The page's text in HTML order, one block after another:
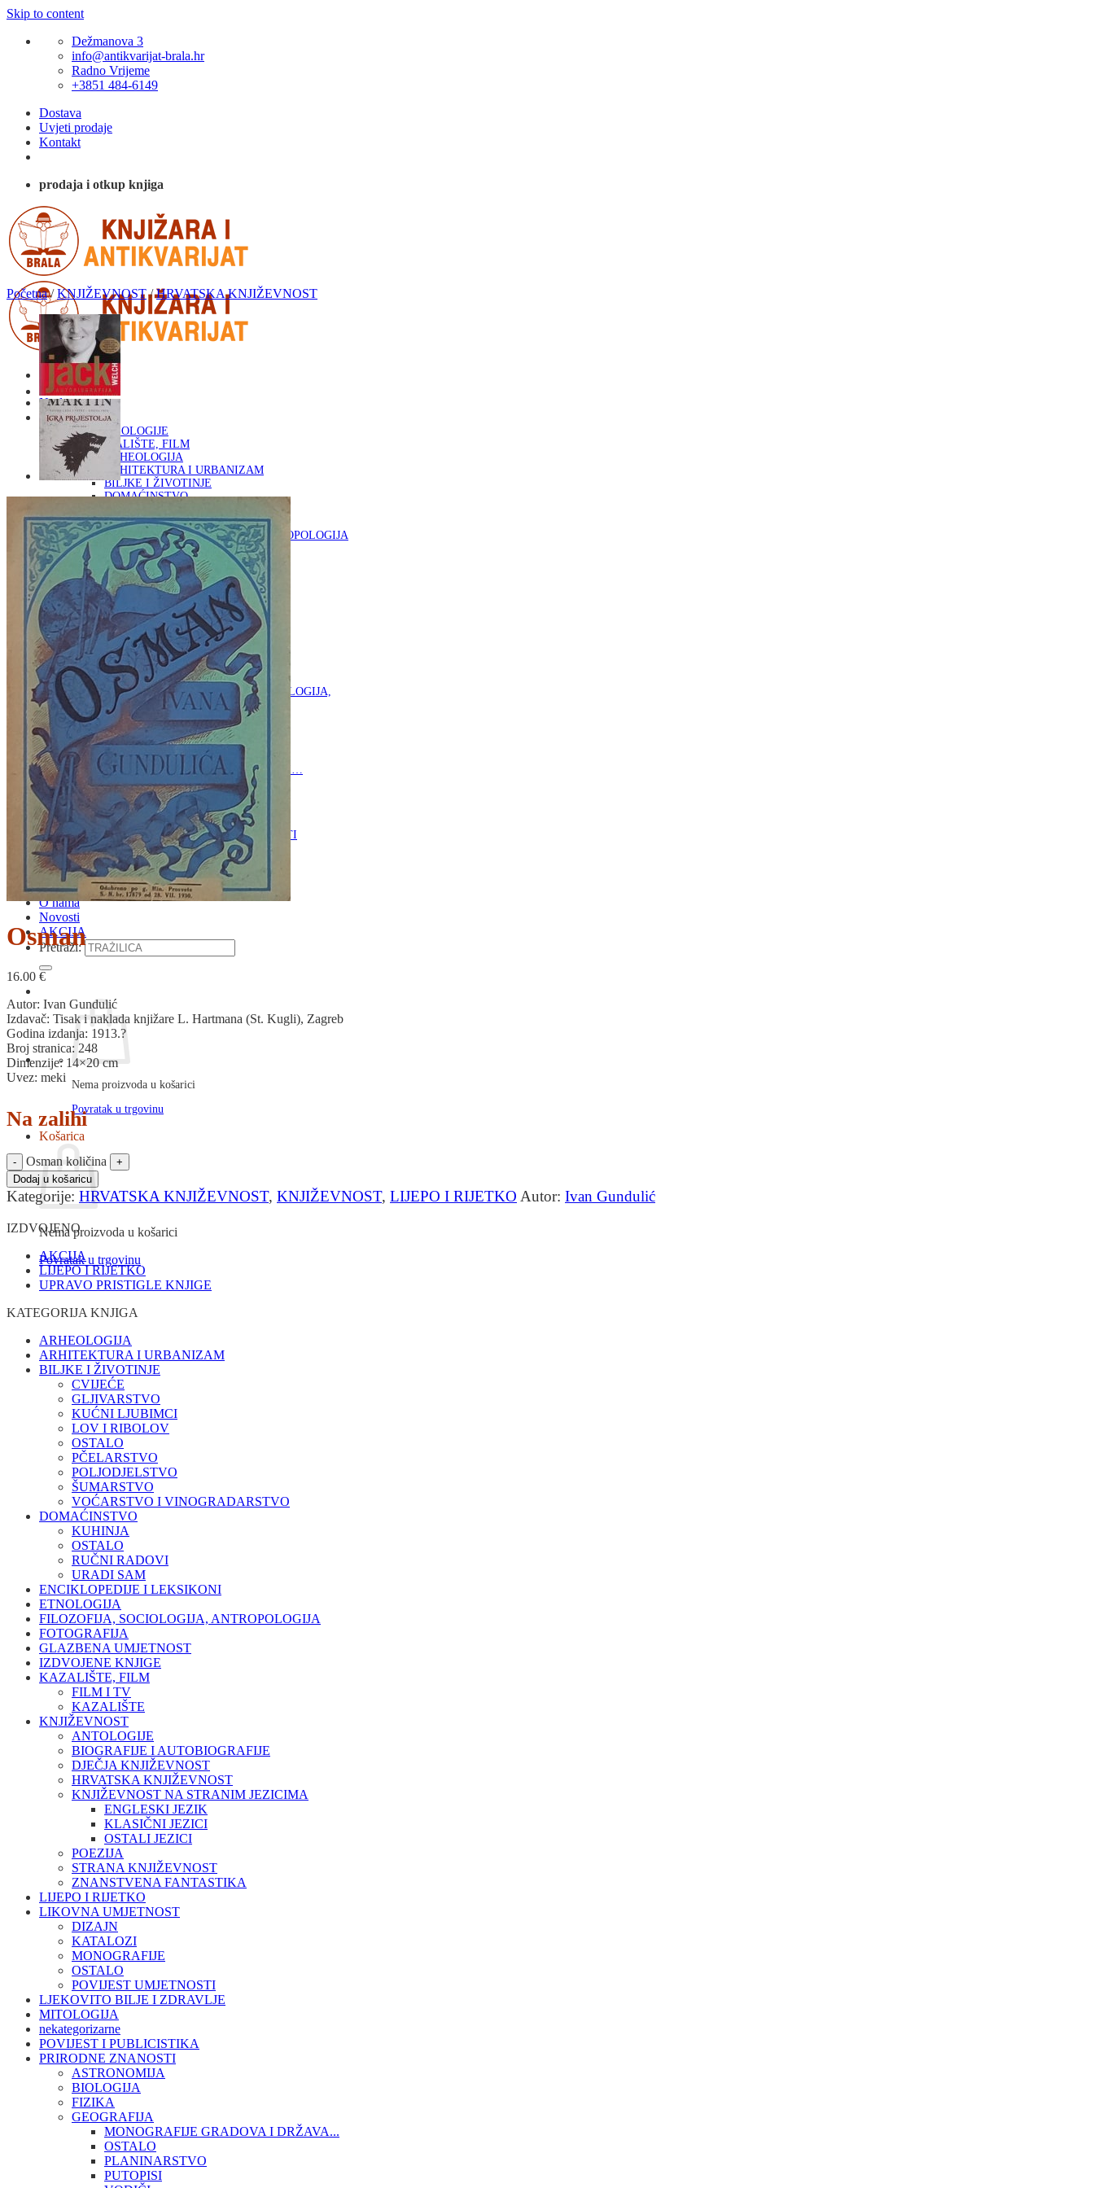
Skip to content
Dežmanova 3
info@antikvarijat-brala.hr
Radno Vrijeme
+3851 484-6149
Dostava
Uvjeti prodaje
Kontakt
prodaja i otkup knjiga
Naslovna
KNJIGE
OD ARHEOLOGIJE
DO KAZALIŠTE, FILM
ARHEOLOGIJA
ARHITEKTURA I URBANIZAM
BILJKE I ŽIVOTINJE
DOMAĆINSTVO
ETNOLOGIJA
FILOZOFIJA, SOCIOLOGIJA, ANTROPOLOGIJA
FOTOGRAFIJA
GLAZBENA UMJETNOST
KAZALIŠTE, FILM
OD KNJIŽEVNOST
DO RELIGIJA
KNJIŽEVNOST
LIKOVNA UMJETNOST
LJEKOVITO BILJE I ZDRAVLJE
MITOLOGIJA
POVIJEST I PUBLICISTIKA
PRIRODNE ZNANOSTI
PSIHOLOGIJA, POPULARNA PSIHOLOGIJA,
ALTERNATIVA
RAZNO
RELIGIJA
OD RJEČNIKA
DO ZEMLJOVIDA
RJEČNICI, GRAMATIKE, PRAVOPISI…
ŠAH
SPORT
STRIPOVI
TEHNIČKE ZNANOSTI
TEORIJA I POVIJEST KNJIŽEVNOSTI
VEDUTE
ZAGREB
ZEMLJOVIDI
Otkup knjiga
O nama
Novosti
AKCIJA
Pretraži:
Nema proizvoda u košarici
Povratak u trgovinu
Košarica
Nema proizvoda u košarici
Povratak u trgovinu
Početna / KNJIŽEVNOST / HRVATSKA KNJIŽEVNOST
Osman
16.00 €
Autor: Ivan Gundulić
Izdavač: Tisak i naklada knjižare L. Hartmana (St. Kugli), Zagreb
Godina izdanja: 1913.?
Broj stranica: 248
Dimenzije: 14×20 cm
Uvez: meki
Na zalihi
Osman količina
Dodaj u košaricu
Kategorije: HRVATSKA KNJIŽEVNOST, KNJIŽEVNOST, LIJEPO I RIJETKO Autor: Ivan Gundulić
IZDVOJENO
AKCIJA
LIJEPO I RIJETKO
UPRAVO PRISTIGLE KNJIGE
KATEGORIJA KNJIGA
ARHEOLOGIJA
ARHITEKTURA I URBANIZAM
BILJKE I ŽIVOTINJE
CVIJEĆE
GLJIVARSTVO
KUĆNI LJUBIMCI
LOV I RIBOLOV
OSTALO
PČELARSTVO
POLJODJELSTVO
ŠUMARSTVO
VOĆARSTVO I VINOGRADARSTVO
DOMAĆINSTVO
KUHINJA
OSTALO
RUČNI RADOVI
URADI SAM
ENCIKLOPEDIJE I LEKSIKONI
ETNOLOGIJA
FILOZOFIJA, SOCIOLOGIJA, ANTROPOLOGIJA
FOTOGRAFIJA
GLAZBENA UMJETNOST
IZDVOJENE KNJIGE
KAZALIŠTE, FILM
FILM I TV
KAZALIŠTE
KNJIŽEVNOST
ANTOLOGIJE
BIOGRAFIJE I AUTOBIOGRAFIJE
DJEČJA KNJIŽEVNOST
HRVATSKA KNJIŽEVNOST
KNJIŽEVNOST NA STRANIM JEZICIMA
ENGLESKI JEZIK
KLASIČNI JEZICI
OSTALI JEZICI
POEZIJA
STRANA KNJIŽEVNOST
ZNANSTVENA FANTASTIKA
LIJEPO I RIJETKO
LIKOVNA UMJETNOST
DIZAJN
KATALOZI
MONOGRAFIJE
OSTALO
POVIJEST UMJETNOSTI
LJEKOVITO BILJE I ZDRAVLJE
MITOLOGIJA
nekategorizarne
POVIJEST I PUBLICISTIKA
PRIRODNE ZNANOSTI
ASTRONOMIJA
BIOLOGIJA
FIZIKA
GEOGRAFIJA
MONOGRAFIJE GRADOVA I DRŽAVA...
OSTALO
PLANINARSTVO
PUTOPISI